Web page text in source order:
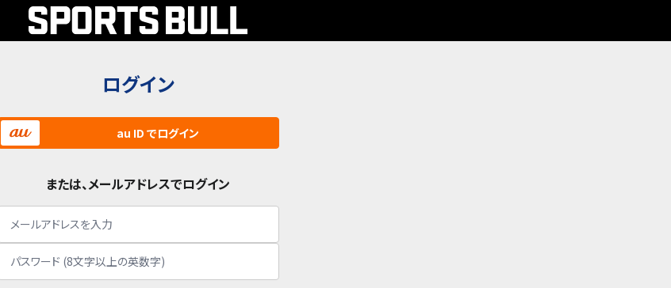
ログイン
au ID でログイン
または、メールアドレスでログイン